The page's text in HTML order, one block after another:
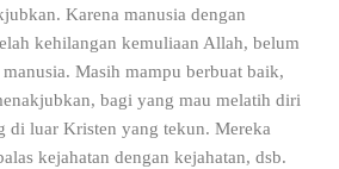
Karena manusia dengan
kehilangan kemuliaan Allah, belum
Masih mampu berbuat baik,
bagi yang mau melatih diri
di luar Kristen yang tekun. Mereka
kejahatan dengan kejahatan, dsb.